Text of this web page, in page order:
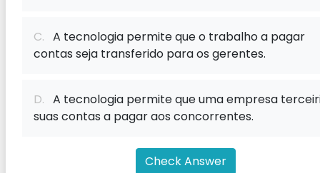
C. A tecnologia permite que o trabalho a pagar
contas seja transferido para os gerentes.
D. A tecnologia permite que uma empresa
suas contas a pagar aos concorrentes.
Check Answer